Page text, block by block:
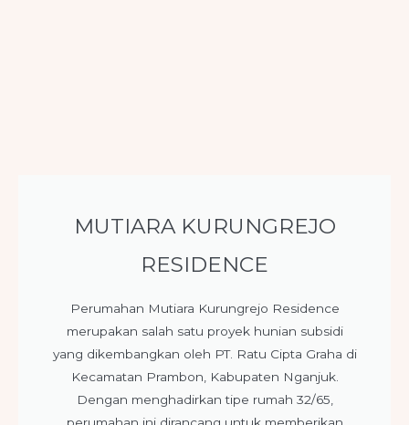
MUTIARA KURUNGREJO
RESIDENCE
Perumahan Mutiara Kurungrejo Residence
merupakan salah satu proyek hunian subsidi
yang dikembangkan oleh PT. Ratu Cipta Graha di
Kecamatan Prambon, Kabupaten Nganjuk.
Dengan menghadirkan tipe rumah 32/65,